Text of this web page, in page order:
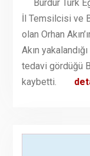
Burdur Türk
İl Temsilcisi ve
olan Orhan
Akın
tedavi gördüğü
kaybetti.